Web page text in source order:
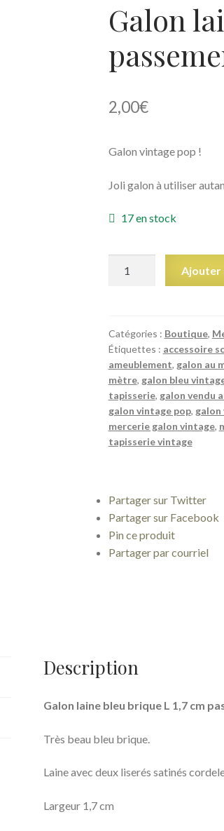
Galon
2,00€
Galon vintage pop !
Joli galon à utiliser
17 en stock
bleu
brique
L
1,7
cm
passementerie
vintage
Ajouter
Catégories : Boutique,
Étiquettes : accessoire
ameublement, galon au
mètre, galon bleu
tapisserie, galon vendu
galon vintage pop, galon
mercerie galon vintage,
tapisserie vintage
Partager sur Twitter
Partager sur Facebook
Pin ce produit
Partager par courriel
Description
Galon laine bleu brique L 1,7 cm
Très beau bleu brique.
Laine avec deux liserés satinés
Largeur 1,7 cm